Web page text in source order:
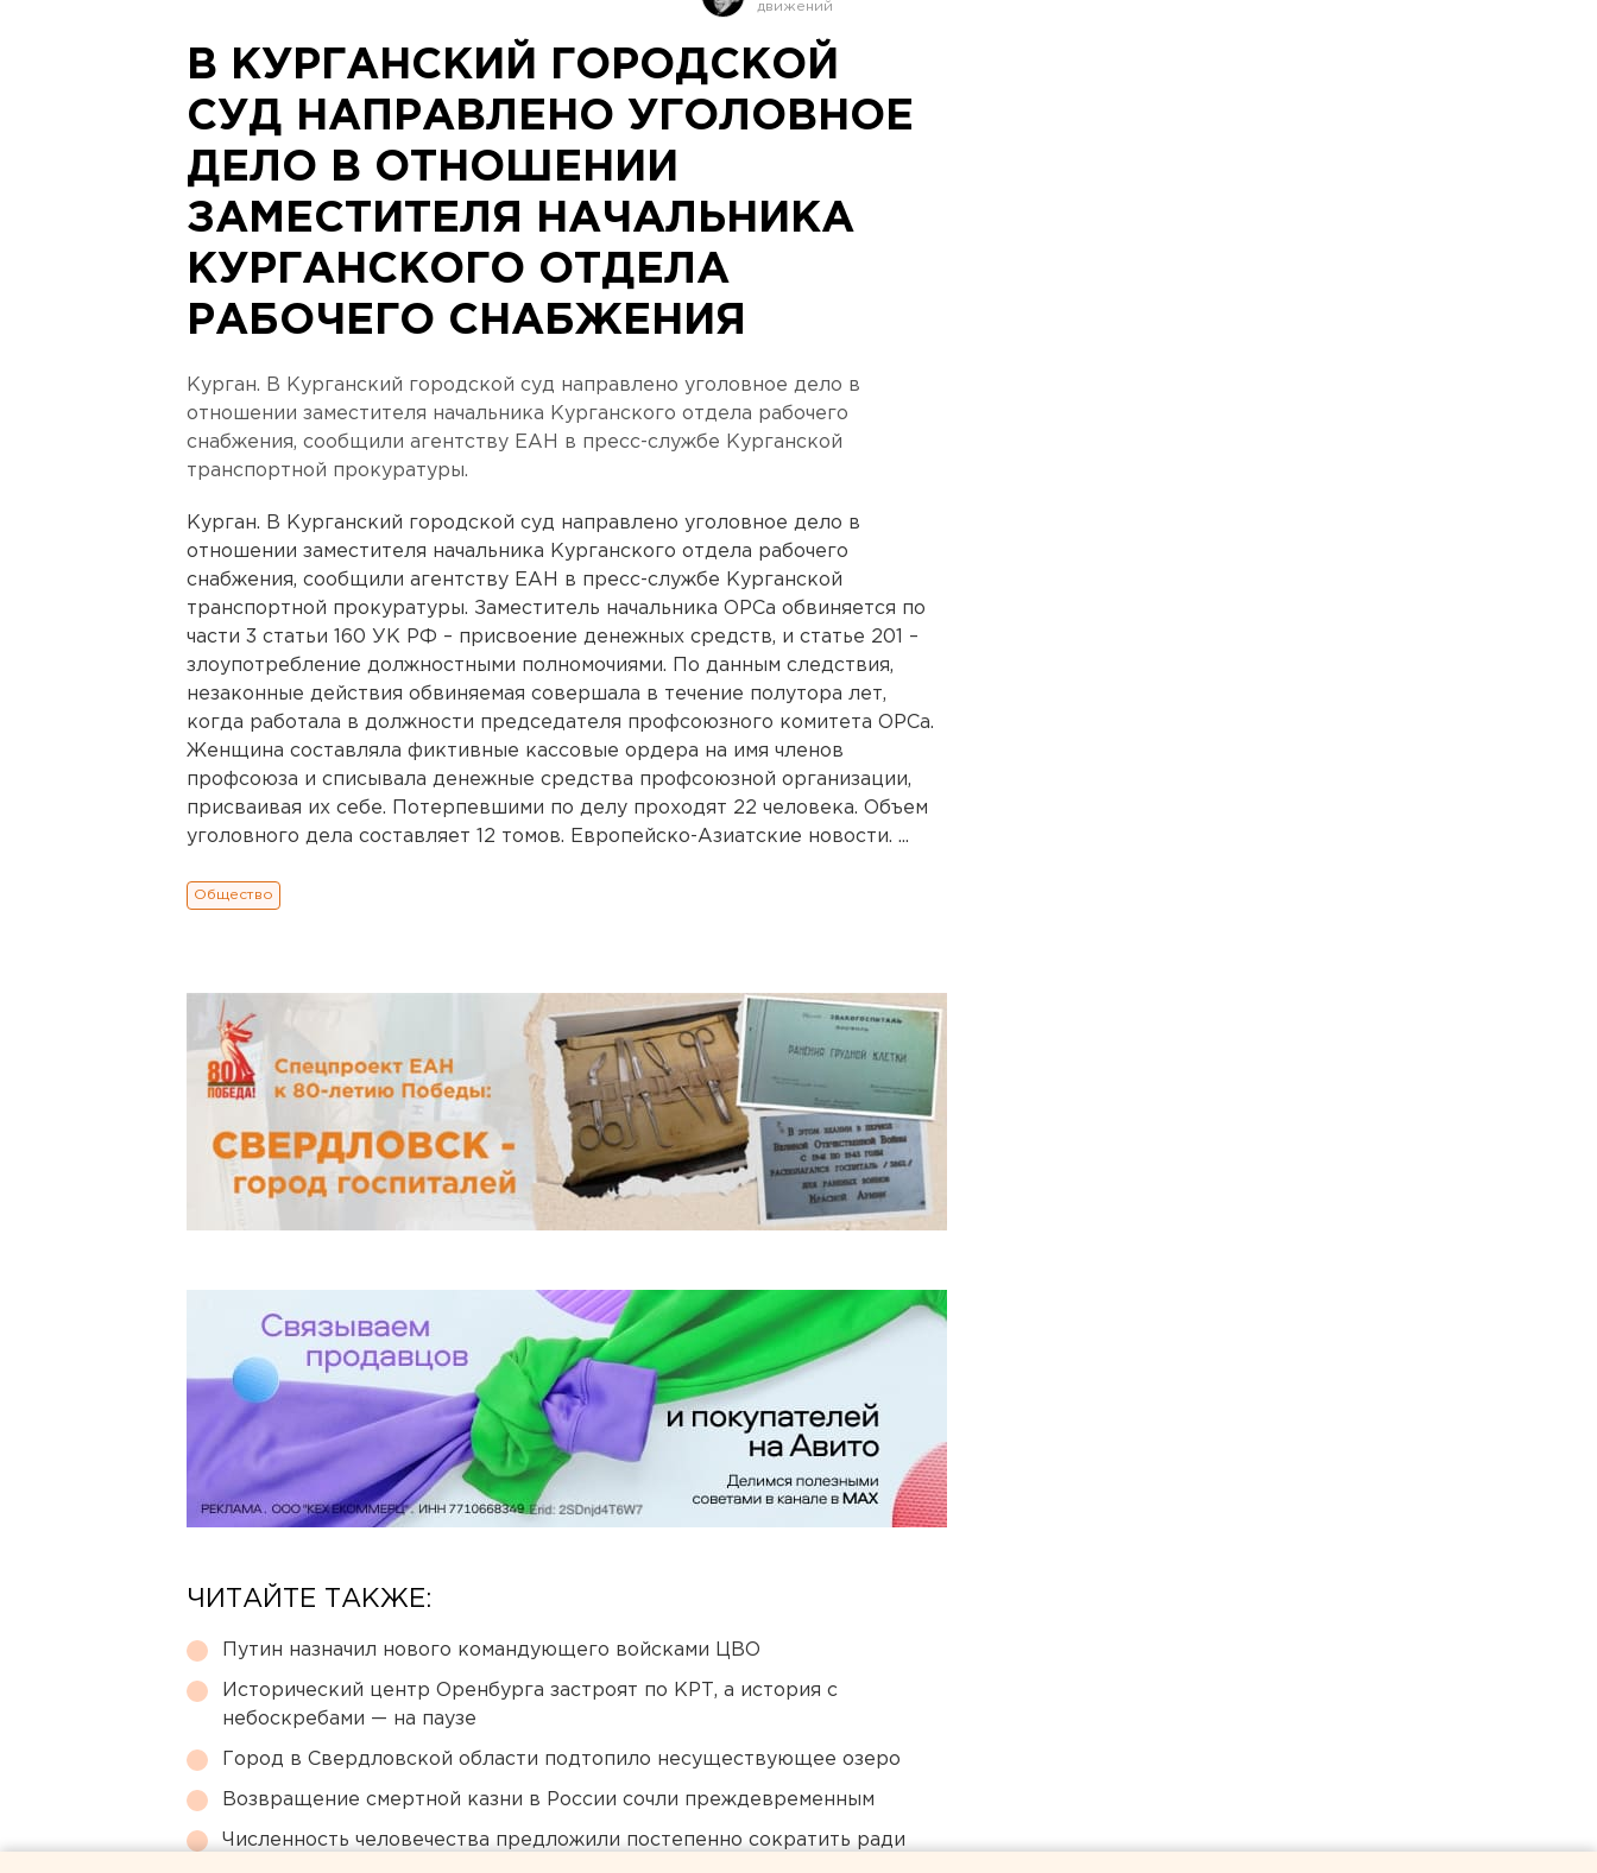
В КУРГАНСКИЙ ГОРОДСКОЙ
СУД НАПРАВЛЕНО УГОЛОВНОЕ
ДЕЛО В ОТНОШЕНИИ
ЗАМЕСТИТЕЛЯ НАЧАЛЬНИКА
КУРГАНСКОГО ОТДЕЛА
РАБОЧЕГО СНАБЖЕНИЯ
Курган. В Курганский городской суд направлено уголовное дело в
отношении заместителя начальника Курганского отдела рабочего
снабжения, сообщили агентству ЕАН в пресс-службе Курганской
транспортной прокуратуры.
Курган. В Курганский городской суд направлено уголовное дело в
отношении заместителя начальника Курганского отдела рабочего
снабжения, сообщили агентству ЕАН в пресс-службе Курганской
транспортной прокуратуры. Заместитель начальника ОРСа обвиняется по
части 3 статьи 160 УК РФ – присвоение денежных средств, и статье 201 –
злоупотребление должностными полномочиями. По данным следствия,
незаконные действия обвиняемая совершала в течение полутора лет,
когда работала в должности председателя профсоюзного комитета ОРСа.
Женщина составляла фиктивные кассовые ордера на имя членов
профсоюза и списывала денежные средства профсоюзной организации,
присваивая их себе. Потерпевшими по делу проходят 22 человека. Объем
уголовного дела составляет 12 томов. Европейско-Азиатские новости. ...
Общество
ЧИТАЙТЕ ТАКЖЕ:
Путин назначил нового командующего войсками ЦВО
Исторический центр Оренбурга застроят по КРТ, а история с
небоскребами — на паузе
Город в Свердловской области подтопило несуществующее озеро
Возвращение смертной казни в России сочли преждевременным
Численность человечества предложили постепенно сократить ради